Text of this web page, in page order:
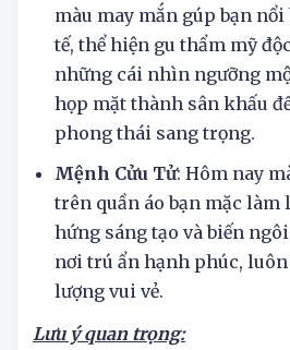
Mệnh Bát Bạch : Trong
màu may mắn gúp bạn
tế, thể hiện gu thẩm mỹ
những cái nhìn ngưỡng
họp mặt thành sân khấu để
phong thái sang trọng.
Mệnh Cửu Tử
: Hôm nay
trên quần áo bạn mặc làm
hứng sáng tạo và biến ngôi
nơi trú ẩn hạnh phúc,
lượng vui vẻ.